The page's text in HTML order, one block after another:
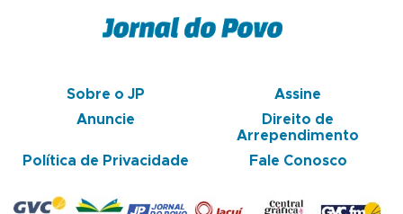
Sobre o JP
Assine
Anuncie
Direito de
Arrependimento
Política de Privacidade
Fale Conosco